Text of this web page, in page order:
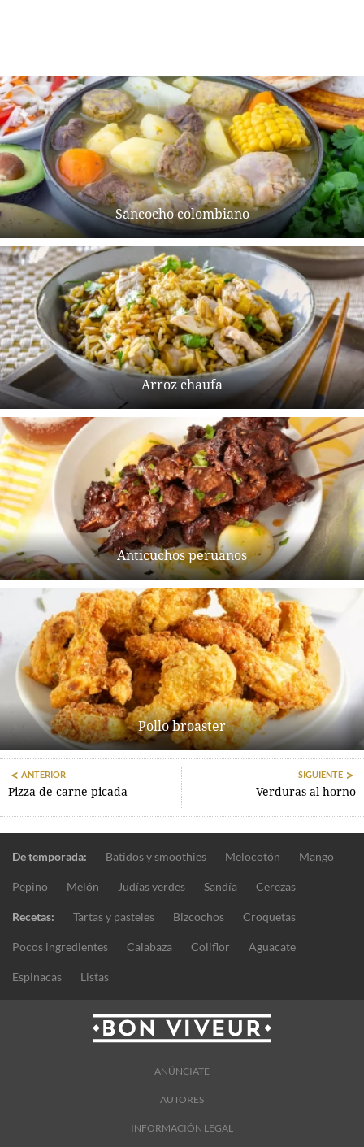
Sancocho colombiano
Arroz chaufa
Anticuchos peruanos
Pollo broaster
ANTERIOR
Pizza de carne picada
SIGUIENTE
Verduras al horno
De temporada: Batidos y smoothies Melocotón Mango
Pepino Melón Judías verdes Sandía Cerezas
Recetas: Tartas y pasteles Bizcochos Croquetas
Pocos ingredientes Calabaza Coliflor Aguacate
Espinacas Listas
ANÚNCIATE
AUTORES
INFORMACIÓN LEGAL